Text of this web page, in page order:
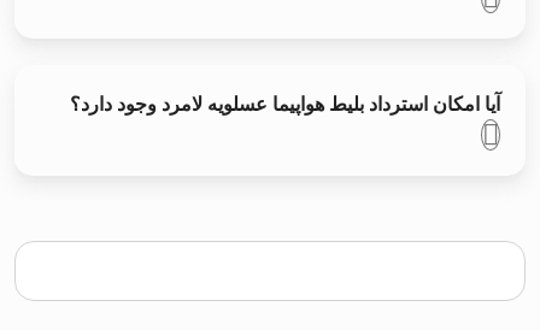
آیا امکان استرداد بلیط هواپیما عسلویه لامرد وجود دارد؟